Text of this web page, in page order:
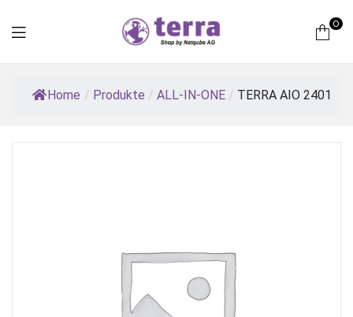
Computer
0
Home / Produkte / ALL-IN-ONE / TERRA AIO 2401